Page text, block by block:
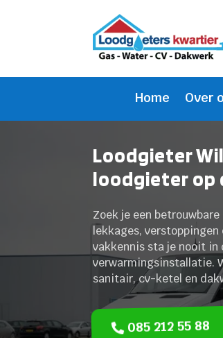
Home Over
Loodgieter
loodgieter op
Zoek je een
lekkages, verstoppingen
vakkennis sta je nooit in
verwarmingsinstallatie.
sanitair, cv-ketel en
085 212 55 88